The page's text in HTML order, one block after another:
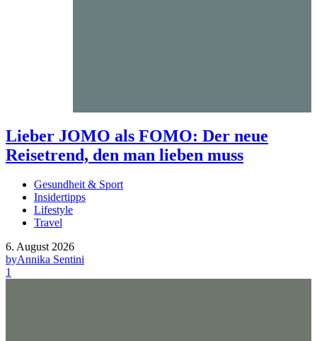
Lieber JOMO als FOMO: Der neue
Reisetrend, den man lieben muss
Gesundheit & Sport
Insidertipps
Lifestyle
Travel
6. August 2026
byAnnika Sentini
1